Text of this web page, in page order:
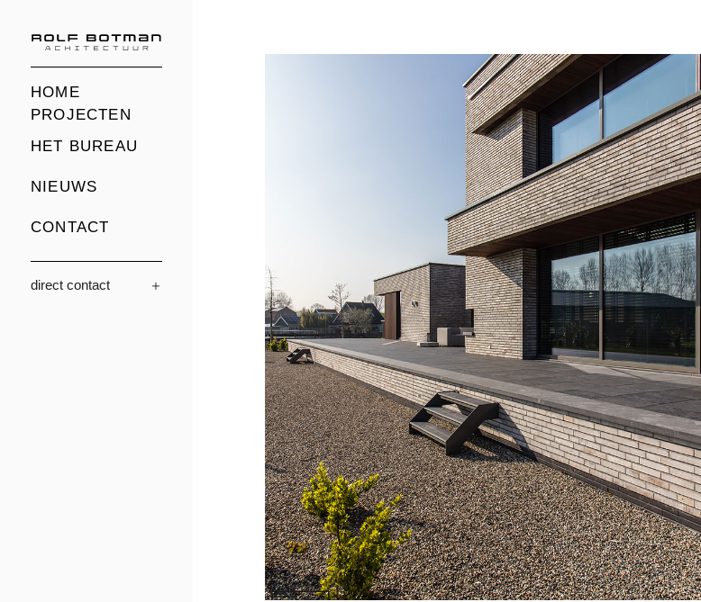
HOME
PROJECTEN
HET BUREAU
NIEUWS
CONTACT
direct contact